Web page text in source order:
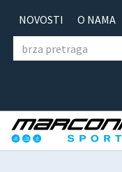
NOVOSTI O NAMA